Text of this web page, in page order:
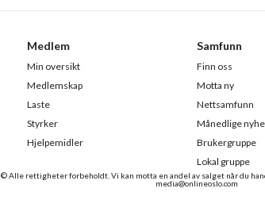
© Alle rettigheter forbeholdt. Vi kan motta en andel av salget når du
Medlem
Min oversikt
Medlemskap
Laste
Styrker
Hjelpemidler
Samfunn
Finn oss
Motta ny
Nettsamfunn
Månedlige
Brukergruppe
Lokal gruppe
media@onlineoslo.com